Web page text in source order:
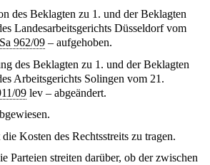
des Beklagten zu 1. und der Beklagten
Landesarbeitsgerichts Düsseldorf vom
962/09 – aufgehoben.
des Beklagten zu 1. und der Beklagten
Arbeitsgerichts Solingen vom 21.
09 lev – abgeändert.
Kosten des Rechtsstreits zu tragen.
Parteien streiten darüber, ob der zwischen